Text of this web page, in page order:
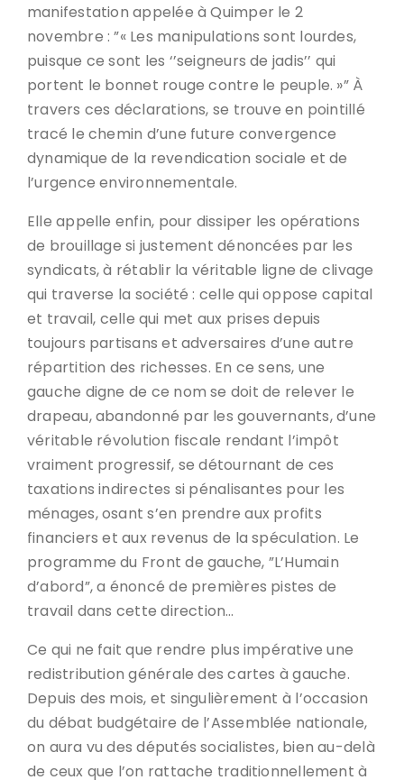
manifestation appelée à Quimper le 2
novembre : ”« Les manipulations sont lourdes,
puisque ce sont les ‘’seigneurs de jadis’’ qui
portent le bonnet rouge contre le peuple. »” À
travers ces déclarations, se trouve en pointillé
tracé le chemin d’une future convergence
dynamique de la revendication sociale et de
l’urgence environnementale.
Elle appelle enfin, pour dissiper les opérations
de brouillage si justement dénoncées par les
syndicats, à rétablir la véritable ligne de clivage
qui traverse la société : celle qui oppose capital
et travail, celle qui met aux prises depuis
toujours partisans et adversaires d’une autre
répartition des richesses. En ce sens, une
gauche digne de ce nom se doit de relever le
drapeau, abandonné par les gouvernants, d’une
véritable révolution fiscale rendant l’impôt
vraiment progressif, se détournant de ces
taxations indirectes si pénalisantes pour les
ménages, osant s’en prendre aux profits
financiers et aux revenus de la spéculation. Le
programme du Front de gauche, ”L’Humain
d’abord”, a énoncé de premières pistes de
travail dans cette direction…
Ce qui ne fait que rendre plus impérative une
redistribution générale des cartes à gauche.
Depuis des mois, et singulièrement à l’occasion
du débat budgétaire de l’Assemblée nationale,
on aura vu des députés socialistes, bien au-delà
de ceux que l’on rattache traditionnellement à